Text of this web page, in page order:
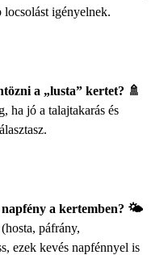
locsolást igényelnek.
a „lusta” kertet? 🚿
ha jó a talajtakarás és
napfény a kertemben? 🌤️
páfrány,
ezek kevés napfénnyel is